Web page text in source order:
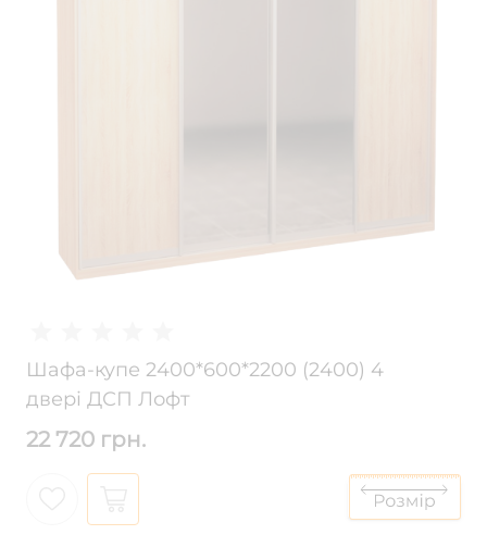
Шафа-купе 2400*600*2200 (2400) 4
двері ДСП Лофт
22 720 грн.